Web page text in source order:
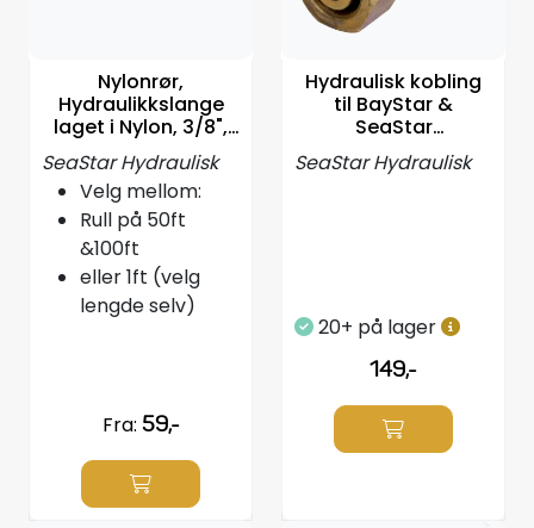
Nylonrør,
Hydraulikkslange
laget i Nylon, 3/8",
Velg lengde
SeaStar Hydraulisk
Velg mellom:
Rull på 50ft
&100ft
eller 1ft (velg
lengde selv)
Fra: 59,-
Hydraulisk kobling
til BayStar &
SeaStar
hydraulikkslanger
SeaStar Hydraulisk
20+ på lager
149,-